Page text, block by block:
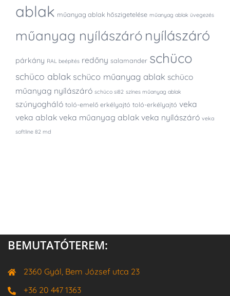
ablak műanyag ablak hőszigetelése műanyag ablak üvegezés
műanyag nyílászáró nyílászáró
párkány RAL beépítés redőny salamander schüco
schüco ablakschüco műanyag ablak schüco
műanyag nyílászáró schüco si82 színes műanyag ablak
szúnyogháló toló-emelő erkélyajtó toló-erkélyajtó veka
veka ablak veka műanyag ablak veka nyílászáró veka
softline 82 md
BEMUTATÓTEREM:
2360 Gyál, Bem József utca 23
+36 20 447 1363